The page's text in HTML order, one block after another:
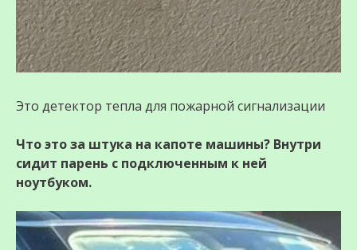
Это детектор тепла для пожарной сигнализации
Что это за штука на капоте машины? Внутри
сидит парень с подключенным к ней
ноутбуком.